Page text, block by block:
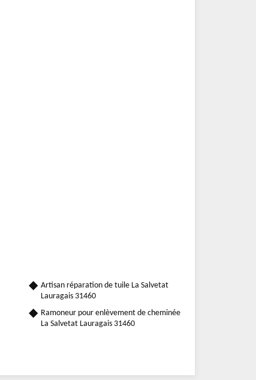
Artisan réparation de tuile La Salvetat
Lauragais 31460
Ramoneur pour enlèvement de cheminée
La Salvetat Lauragais 31460